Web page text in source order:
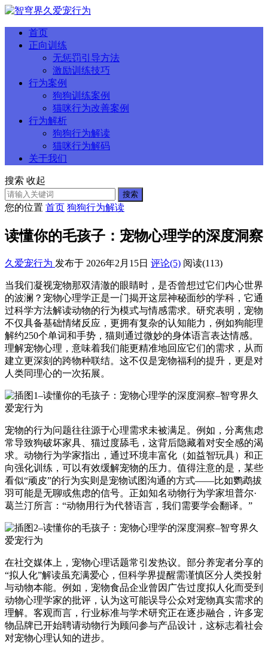
首页
正向训练
无惩罚引导方法
激励训练技巧
行为案例
狗狗训练案例
猫咪行为改善案例
行为解析
狗狗行为解读
猫咪行为解码
关于我们
搜索 收起
搜索
您的位置 首页 狗狗行为解读
读懂你的毛孩子：宠物心理学的深度洞察
久爱宠行为 发布于 2026年2月15日 评论(5) 阅读(113)
当我们凝视宠物那双清澈的眼睛时，是否曾想过它们内心世界
的波澜？宠物心理学正是一门揭开这层神秘面纱的学科，它通
过科学方法解读动物的行为模式与情感需求。研究表明，宠物
不仅具备基础情绪反应，更拥有复杂的认知能力，例如狗能理
解约250个单词和手势，猫则通过微妙的身体语言表达情感。
理解宠物心理，意味着我们能更精准地回应它们的需求，从而
建立更深刻的跨物种联结。这不仅是宠物福利的提升，更是对
人类同理心的一次拓展。
宠物的行为问题往往源于心理需求未被满足。例如，分离焦虑
常导致狗破坏家具、猫过度舔毛，这背后隐藏着对安全感的渴
求。动物行为学家指出，通过环境丰富化（如益智玩具）和正
向强化训练，可以有效缓解宠物的压力。值得注意的是，某些
看似“顽皮”的行为实则是宠物试图沟通的方式——比如鹦鹉拔
羽可能是无聊或焦虑的信号。正如知名动物行为学家坦普尔·
葛兰汀所言：“动物用行为代替语言，我们需要学会翻译。”
在社交媒体上，宠物心理话题常引发热议。部分养宠者分享的
“拟人化”解读虽充满爱心，但科学界提醒需谨慎区分人类投射
与动物本能。例如，宠物食品企业曾因广告过度拟人化而受到
动物心理学家的批评，认为这可能误导公众对宠物真实需求的
理解。客观而言，行业标准与学术研究正在逐步融合，许多宠
物品牌已开始聘请动物行为顾问参与产品设计，这标志着社会
对宠物心理认知的进步。